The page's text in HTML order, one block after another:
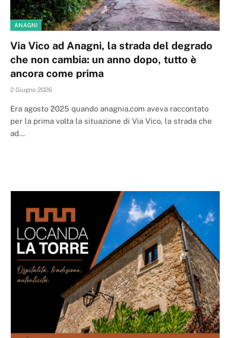
ANAGNI
Via Vico ad Anagni, la strada del degrado
che non cambia: un anno dopo, tutto è
ancora come prima
2 Giugno 2026
Era agosto 2025 quando anagnia.com aveva raccontato
per la prima volta la situazione di Via Vico, la strada che
ad…